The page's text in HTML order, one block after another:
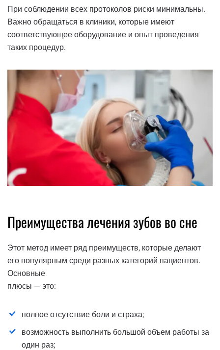
При соблюдении всех протоколов риски минимальны.
Важно обращаться в клиники, которые имеют
соответствующее оборудование и опыт проведения
таких процедур.
Преимущества лечения зубов во сне
Этот метод имеет ряд преимуществ, которые делают
его популярным среди разных категорий пациентов.
Основные
плюсы — это:
полное отсутствие боли и страха;
возможность выполнить большой объем работы за
один раз;